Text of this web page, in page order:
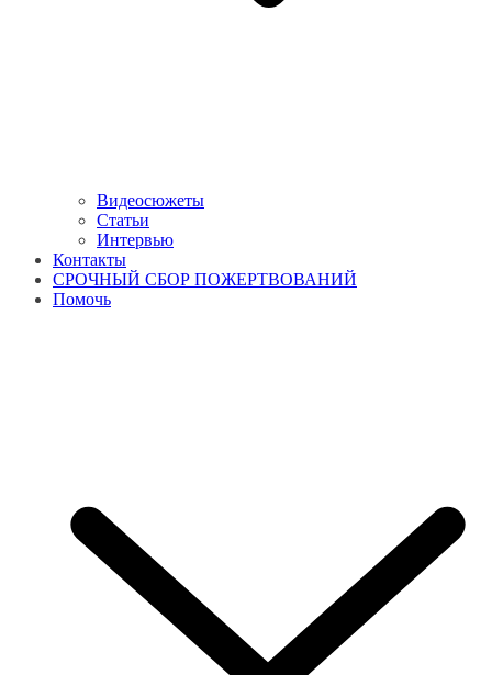
Видеосюжеты
Статьи
Интервью
Контакты
СРОЧНЫЙ СБОР ПОЖЕРТВОВАНИЙ
Помочь